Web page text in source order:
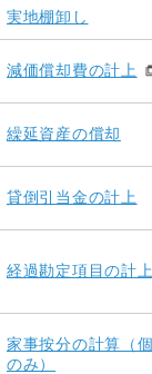
実地棚卸し
減価償却費の計上
繰延資産の償却
貸倒引当金の計上
経過勘定項目の計上
家事按分の計算（
のみ）